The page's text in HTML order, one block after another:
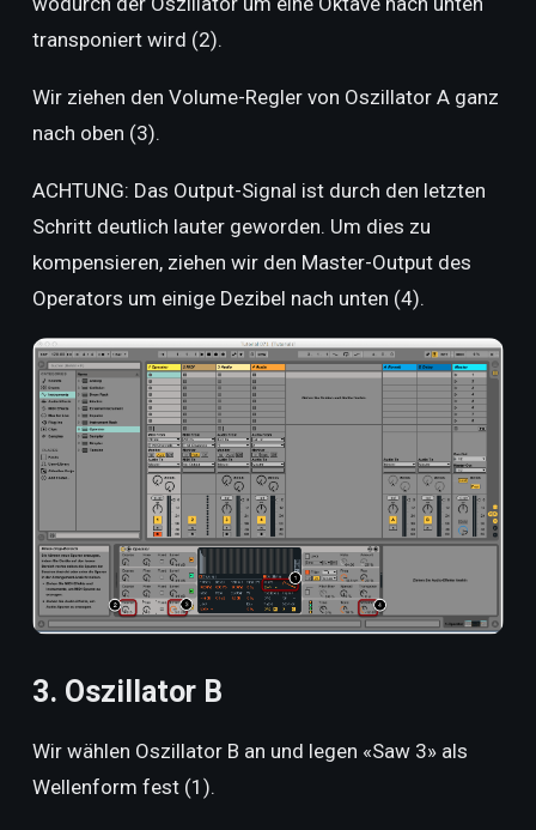
transponiert wird (2).
Wir ziehen den Volume-Regler von Oszillator A ganz
nach oben (3).
ACHTUNG: Das Output-Signal ist durch den letzten
Schritt deutlich lauter geworden. Um dies zu
kompensieren, ziehen wir den Master-Output des
Operators um einige Dezibel nach unten (4).
3. Oszillator B
Wir wählen Oszillator B an und legen «Saw 3» als
Wellenform fest (1).